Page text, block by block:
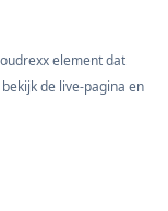
element dat
de live-pagina en